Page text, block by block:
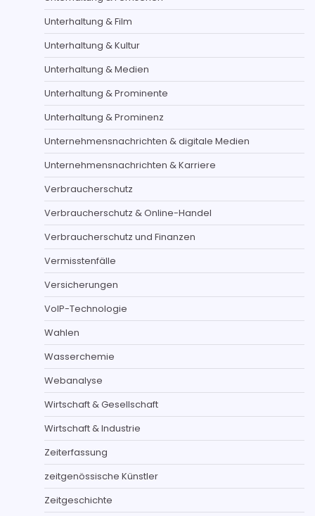
Unterhaltung & Film
Unterhaltung & Kultur
Unterhaltung & Medien
Unterhaltung & Prominente
Unterhaltung & Prominenz
Unternehmensnachrichten & digitale Medien
Unternehmensnachrichten & Karriere
Verbraucherschutz
Verbraucherschutz & Online-Handel
Verbraucherschutz und Finanzen
Vermisstenfälle
Versicherungen
VoIP-Technologie
Wahlen
Wasserchemie
Webanalyse
Wirtschaft & Gesellschaft
Wirtschaft & Industrie
Zeiterfassung
zeitgenössische Künstler
Zeitgeschichte